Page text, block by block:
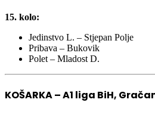
15. kolo:
Jedinstvo L. – Stjepan Polje
Pribava – Bukovik
Polet – Mladost D.
KOŠARKA – A1 liga BiH,